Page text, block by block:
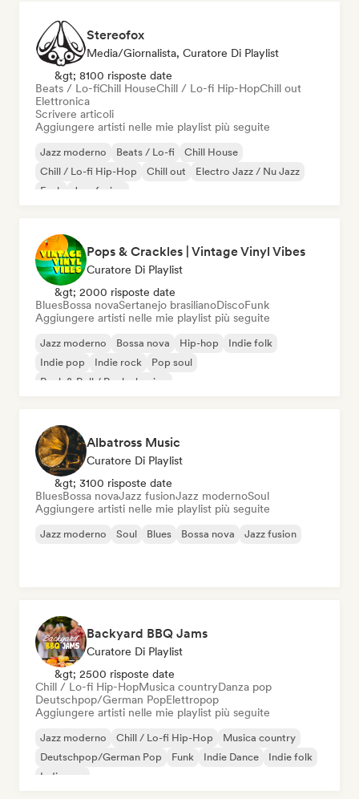
Stereofox
Media/Giornalista, Curatore Di Playlist
&gt; 8100 risposte date
Beats / Lo-fiChill HouseChill / Lo-fi Hip-HopChill out
Elettronica
Scrivere articoli
Aggiungere artisti nelle mie playlist più seguite
Jazz moderno Beats / Lo-fi
Chill House
Chill / Lo-fi Hip-Hop
Chill out
Electro Jazz / Nu Jazz
Funk
Jazz fusion
Pops & Crackles | Vintage Vinyl Vibes
Curatore Di Playlist
&gt; 2000 risposte date
BluesBossa novaSertanejo brasilianoDiscoFunk
Aggiungere artisti nelle mie playlist più seguite
Jazz moderno Bossa nova Hip-hop
Indie folk
Indie pop
Indie rock
Pop soul
Rock & Roll / Rock classico
Albatross Music
Curatore Di Playlist
&gt; 3100 risposte date
BluesBossa novaJazz fusionJazz modernoSoul
Aggiungere artisti nelle mie playlist più seguite
Jazz moderno Soul Blues Bossa nova Jazz fusion
Backyard BBQ Jams
Curatore Di Playlist
&gt; 2500 risposte date
Chill / Lo-fi Hip-HopMusica countryDanza pop
Deutschpop/German PopElettropop
Aggiungere artisti nelle mie playlist più seguite
Jazz moderno Chill / Lo-fi Hip-Hop
Musica country
Deutschpop/German Pop
Funk Indie Dance
Indie folk
Indie pop